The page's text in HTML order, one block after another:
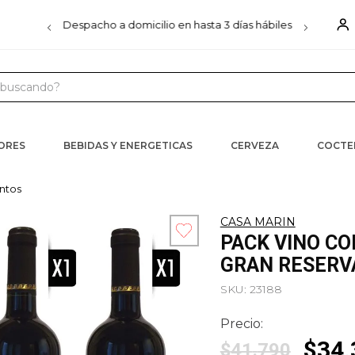
Despacho a domicilio en hasta 3 días hábiles
BEBIDAS Y ENERGETICAS CERVEZA
CASA MARIN
PACK VINO
GRAN
SKU: 23188
Precio:
$41.790